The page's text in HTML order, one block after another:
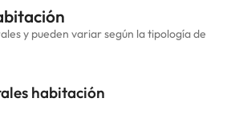
y pueden variar según la tipología de
habitación